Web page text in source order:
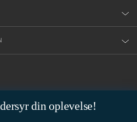
din oplevelse!